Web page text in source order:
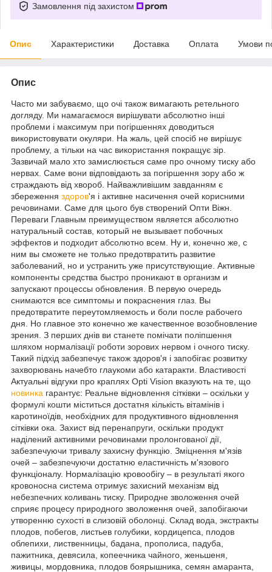
Замовлення під захистом
Опис Характеристики Доставка Оплата Умови
Опис
Часто ми забуваємо, що очі також вимагають ретельного
догляду. Ми намагаємося вирішувати абсолютно інші
проблеми і максимум при погіршеннях доводиться
використовувати окуляри. На жаль, цей спосіб не вирішує
проблему, а тільки на час використання покращує зір.
Зазвичай мало хто замислюється саме про очному тиску або
нервах. Саме вони відповідають за погіршення зору або ж
страждають від хвороб. Найважливішим завданням є
збереження здоров'я і активне насичення очей корисними
речовинами. Саме для цього був створений Опти Віжн.
Переваги Главным преимуществом является абсолютно
натуральный состав, который не вызывает побочных
эффектов и подходит абсолютно всем. Ну и, конечно же, с
ним вы сможете не только предотвратить развитие
заболеваний, но и устранить уже присутствующие. Активные
компоненты средства быстро проникают в организм и
запускают процессы обновления. В первую очередь
снимаются все симптомы и покраснения глаз. Вы
предотвратите переутомляемость и боли после рабочего
дня. Но главное это конечно же качественное возобновление
зрения. З перших днів ви станете помічати поліпшення
шляхом нормалізації роботи зорових нервом і очного тиску.
Такий підхід забезпечує також здоров'я і запобігає розвитку
захворювань начебто глаукоми або катаракти. Властивості
Актуальні відгуки про краплях Opti Vision вказують на те, що
новинка гарантує: Реальне відновлення сітківки – оскільки у
формулі кошти міститься достатня кількість вітамінів і
каротиноїдів, необхідних для продуктивного відновлення
сітківки ока. Захист від перенапруги, оскільки продукт
наділений активними речовинами пролонгованої дії,
забезпечуючи тривалу захисну функцію. Зміцнення м'язів
очей – забезпечуючи достатню еластичність м'язового
функціоналу. Нормалізацію кровообігу – в результаті якого
кровоносна система отримує захисний механізм від
небезпечних коливань тиску. Природне зволоження очей
сприяє процесу природного зволоження очей, запобігаючи
утворенню сухості в слизовій оболонці. Склад вода, экстракты
плодов, побегов, листьев голубики, кордицепса, плодов
облепихи, лиственницы, бадана, прополиса, падуба,
пажитника, девясила, копеечника чайного, женьшеня,
живицы, мордовника, плодов боярышника, семян амаранта,